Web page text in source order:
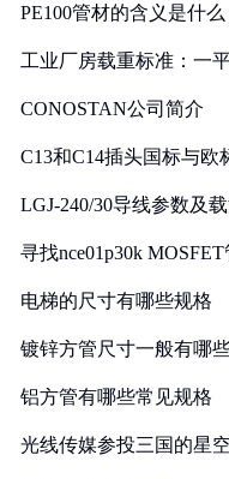
PE100管材的含义是什么
工业厂房载重标准：一
CONOSTAN公司简介
C13和C14插头国标与
LGJ-240/30导线参数及
寻找nce01p30k
电梯的尺寸有哪些规格
镀锌方管尺寸一般有哪
铝方管有哪些常见规格
光线传媒参投三国的星